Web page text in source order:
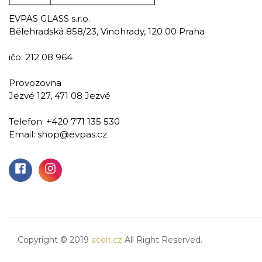
Tenacity
Ručně malovaná sklenice na whisky 390 ml
EVPAS GLASS s.r.o.
Bělehradská 858/23, Vinohrady, 120 00 Praha
ičo: 212 08 964
Provozovna
Jezvé 127, 471 08 Jezvé
Telefon: +420 771 135 530
Email: shop@evpas.cz
Copyright © 2019 aceit.cz All Right Reserved.